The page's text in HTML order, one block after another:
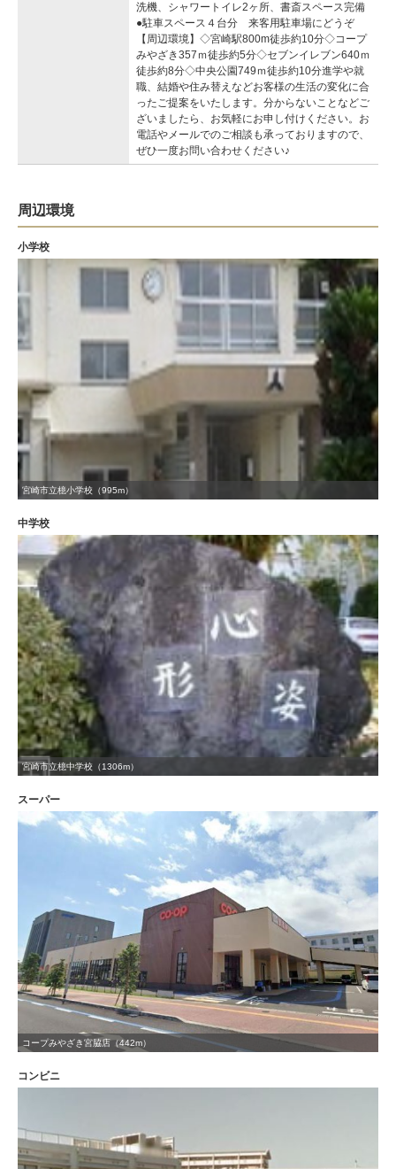
洗機、シャワートイレ2ヶ所、書斎スペース完備
●駐車スペース４台分 来客用駐車場にどうぞ
【周辺環境】◇宮崎駅800m徒歩約10分◇コープ
みやざき357ｍ徒歩約5分◇セブンイレブン640ｍ
徒歩約8分◇中央公園749ｍ徒歩約10分進学や就
職、結婚や住み替えなどお客様の生活の変化に合
ったご提案をいたします。分からないことなどご
ざいましたら、お気軽にお申し付けください。お
電話やメールでのご相談も承っておりますので、
ぜひ一度お問い合わせください♪
周辺環境
小学校
宮崎市立檍小学校（995m）
中学校
宮崎市立檍中学校（1306m）
スーパー
コープみやざき宮脇店（442m）
コンビニ